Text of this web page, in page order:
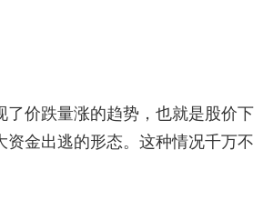
价跌量涨的趋势，也就是股价下
金出逃的形态。这种情况千万不